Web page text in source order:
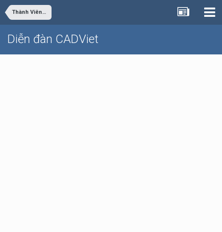
Thành Viên Advance Member
Diễn đàn CADViet